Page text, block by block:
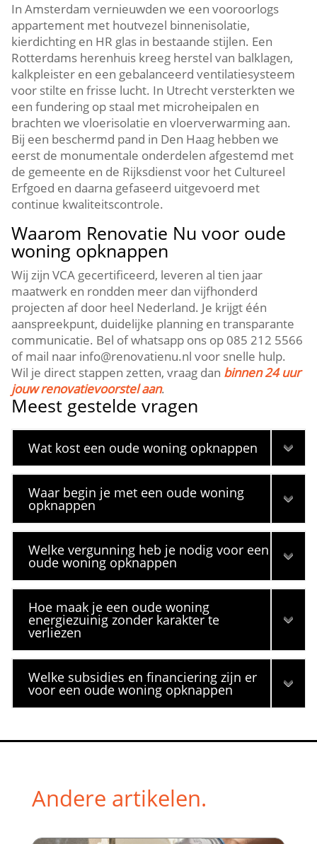
In Amsterdam vernieuwden we een vooroorlogs
appartement met houtvezel binnenisolatie,
kierdichting en HR glas in bestaande stijlen.​ Een
Rotterdams herenhuis kreeg herstel van balklagen,
kalkpleister en een gebalanceerd ventilatiesysteem
voor stilte en frisse lucht.​ In Utrecht versterkten we
een fundering op staal met microheipalen en
brachten we vloerisolatie en vloerverwarming aan.​
Bij een beschermd pand in Den Haag hebben we
eerst de monumentale onderdelen afgestemd met
de gemeente en de Rijksdienst voor het Cultureel
Erfgoed en daarna gefaseerd uitgevoerd met
continue kwaliteitscontrole.​
Waarom Renovatie Nu voor oude
woning opknappen
Wij zijn VCA gecertificeerd, leveren al tien jaar
maatwerk en rondden meer dan vijfhonderd
projecten af door heel Nederland.​ Je krijgt één
aanspreekpunt, duidelijke planning en transparante
communicatie.​ Bel of whatsapp ons op 085 212 5566
of mail naar info@renovatienu.​nl voor snelle hulp.​
Wil je direct stappen zetten, vraag dan binnen 24 uur
jouw renovatievoorstel aan.​
Meest gestelde vragen
Wat kost een oude woning opknappen
Waar begin je met een oude woning
opknappen
Welke vergunning heb je nodig voor een
oude woning opknappen
Hoe maak je een oude woning
energiezuinig zonder karakter te
verliezen
Welke subsidies en financiering zijn er
voor een oude woning opknappen
Andere artikelen.